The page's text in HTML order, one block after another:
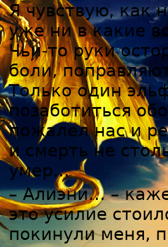
Я чувствую, как
уже ни в какие
Чьи-то руки
боли,
Только один
позаботиться
пожалел нас и
и смерть не
умер…
– Алиэни… –
это усилие
покинули меня,